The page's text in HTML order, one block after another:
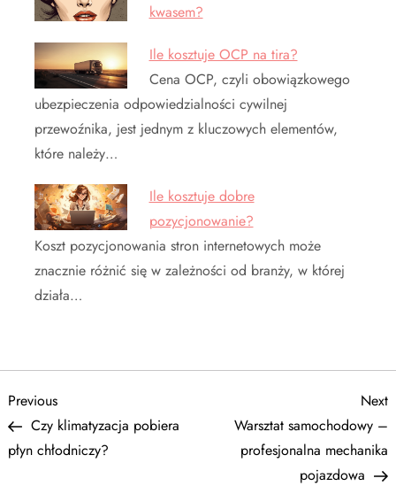
kwasem?
Ile kosztuje OCP na tira?
Cena OCP, czyli obowiązkowego
ubezpieczenia odpowiedzialności cywilnej
przewoźnika, jest jednym z kluczowych elementów,
które należy…
Ile kosztuje dobre
pozycjonowanie?
Koszt pozycjonowania stron internetowych może
znacznie różnić się w zależności od branży, w której
działa…
N
a
Previous
Post
Previous
Czy klimatyzacja pobiera
płyn chłodniczy?
Next
Warsztat samochodowy –
profesjonalna mechanika
pojazdowa